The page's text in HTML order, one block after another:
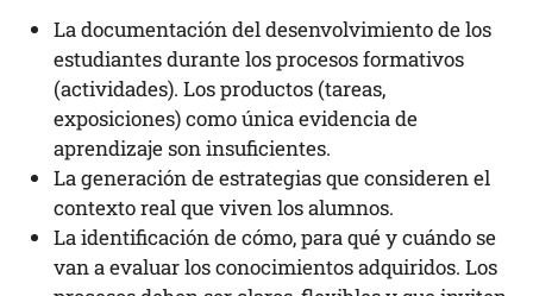
La documentación del desenvolvimiento de los
estudiantes durante los procesos formativos
(actividades). Los productos (tareas,
exposiciones) como única evidencia de
aprendizaje son insuficientes.
La generación de estrategias que consideren el
contexto real que viven los alumnos.
La identificación de cómo, para qué y cuándo se
van a evaluar los conocimientos adquiridos. Los